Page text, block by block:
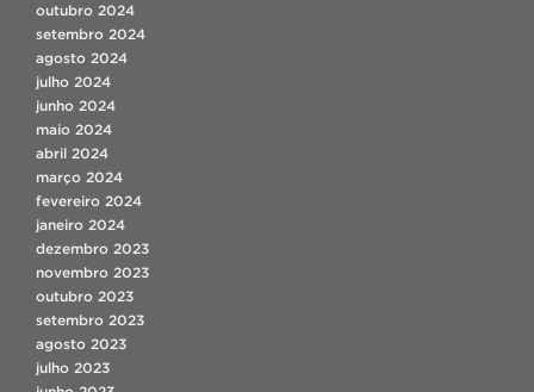
outubro 2024
setembro 2024
agosto 2024
julho 2024
junho 2024
maio 2024
abril 2024
março 2024
fevereiro 2024
janeiro 2024
dezembro 2023
novembro 2023
outubro 2023
setembro 2023
agosto 2023
julho 2023